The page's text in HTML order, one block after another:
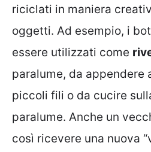
riciclati in maniera
oggetti. Ad esempio, i
essere utilizzati come
paralume, da appendere
piccoli fili o da cucire
paralume. Anche un
così ricevere una nuova